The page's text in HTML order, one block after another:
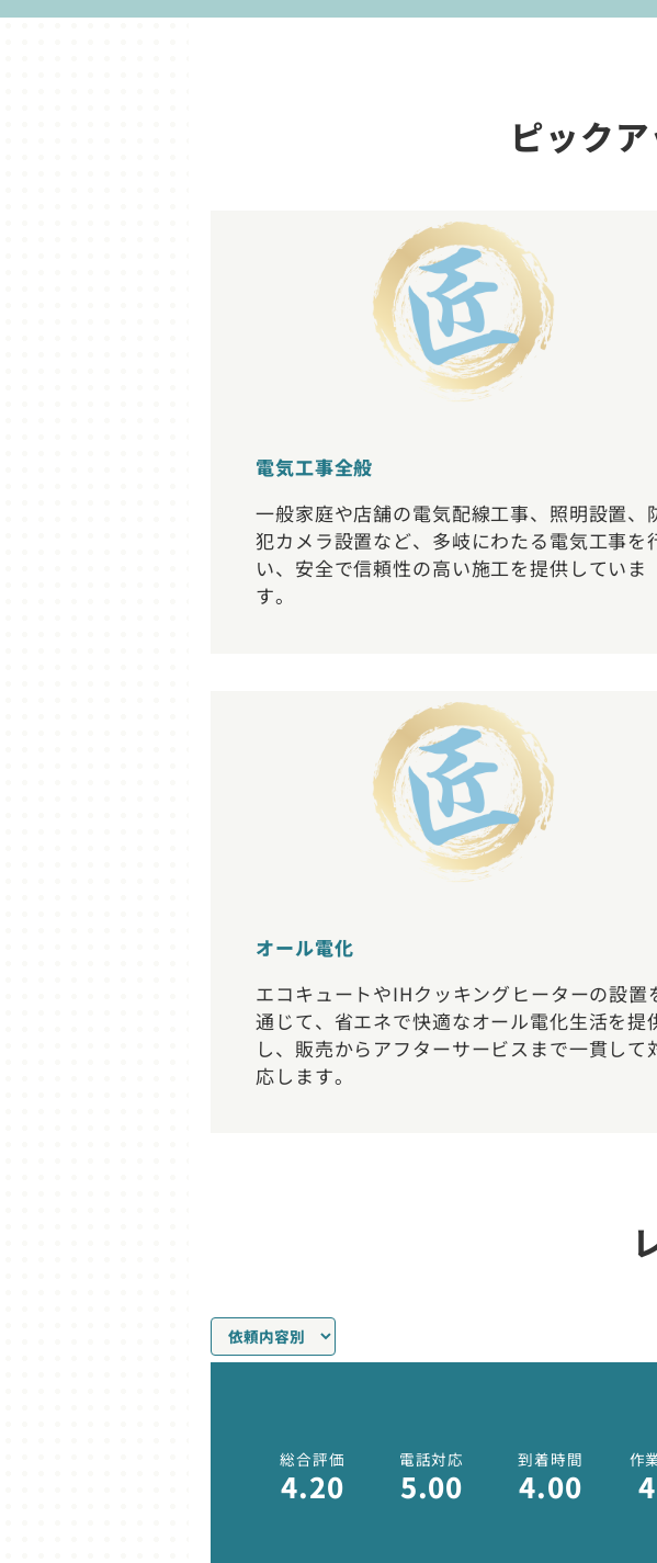
ピック
電気工事全般
一般家庭や店舗の電気配線工事、照明設置、
犯カメラ設置など、多岐にわたる電気工事を
い、安全で信頼性の高い施工を提供していま
す。
オール電化
エコキュートやIHクッキングヒーターの設置
通じて、省エネで快適なオール電化生活を提
し、販売からアフターサービスまで一貫して
応します。
総合評価
4.20
電話対応
5.00
到着時間
4.00
作